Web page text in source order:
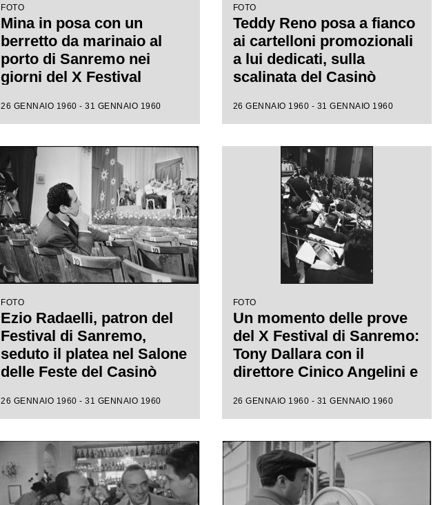
FOTO
Mina in posa con un
berretto da marinaio al
porto di Sanremo nei
giorni del X Festival
26 GENNAIO 1960 - 31 GENNAIO 1960
FOTO
Teddy Reno posa a fianco
ai cartelloni promozionali
a lui dedicati, sulla
scalinata del Casinò
X Festival di Sanremo
26 GENNAIO 1960 - 31 GENNAIO 1960
FOTO
Ezio Radaelli, patron del
Festival di Sanremo,
seduto il platea nel Salone
delle Feste del Casinò
prove della X edizione
26 GENNAIO 1960 - 31 GENNAIO 1960
FOTO
Un momento delle prove
del X Festival di Sanremo:
Tony Dallara con il
direttore Cinico Angelini e
delle Feste del Casinò
26 GENNAIO 1960 - 31 GENNAIO 1960